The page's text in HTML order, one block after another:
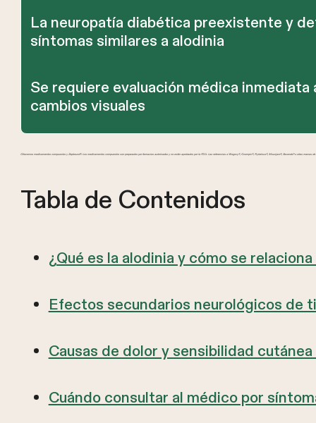
La neuropatía diabética preexistente y
síntomas similares a alodinia
Se requiere evaluación médica
cambios visuales
Ofrecemos medicamentos compuestos y Zepbound®. Los medicamentos compuestos son preparados por farmacias autorizadas y no están aprobados por la FDA. Las referencias a Wegovy®, Ozempic®, Rybelsus®, Mounjaro®, Saxenda® u otras marcas
Tabla de Contenidos
¿Qué es la alodinia y cómo se
Efectos secundarios neurológicos de
Causas de dolor y sensibilidad
Cuándo consultar al médico por